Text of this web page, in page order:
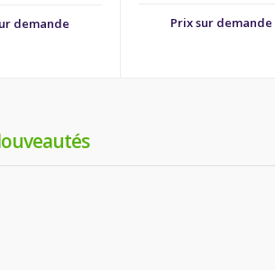
demande Prix sur demande